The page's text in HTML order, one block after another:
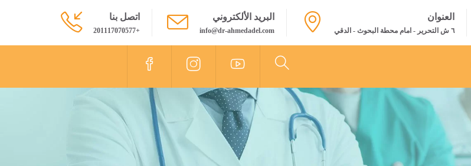
اتصل بنا
+201117070577
البريد الألكتروني
info@dr-ahmedadel.com
العنوان
٦ ش التحرير - امام محطة البحوث - الدقي